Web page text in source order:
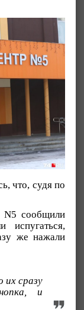
что, судя по
N5 сообщили
же нажали
их сразу
и